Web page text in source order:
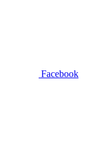
Facebook